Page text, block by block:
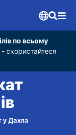
по всьому
скористайтеся
у Дахла